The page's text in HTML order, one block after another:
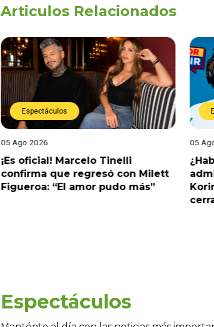
Articulos Relacionados
Espectáculos
05 Ago 2026
¡Es oficial! Marcelo Tinelli
confirma que regresó con Milett
Figueroa: “El amor pudo más”
05
Espectáculos